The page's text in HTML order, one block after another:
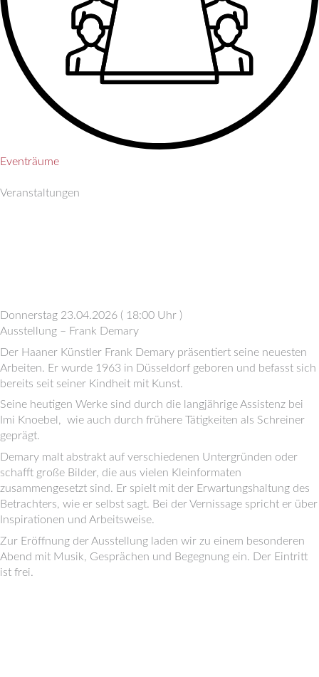
Eventräume
Veranstaltungen
Donnerstag 23.04.2026 ( 18:00 Uhr )
Ausstellung – Frank Demary
Der Haaner Künstler Frank Demary präsentiert seine neuesten
Arbeiten. Er wurde 1963 in Düsseldorf geboren und befasst sich
bereits seit seiner Kindheit mit Kunst.
Seine heutigen Werke sind durch die langjährige Assistenz bei
Imi Knoebel, wie auch durch frühere Tätigkeiten als Schreiner
geprägt.
Demary malt abstrakt auf verschiedenen Untergründen oder
schafft große Bilder, die aus vielen Kleinformaten
zusammengesetzt sind. Er spielt mit der Erwartungshaltung des
Betrachters, wie er selbst sagt. Bei der Vernissage spricht er über
Inspirationen und Arbeitsweise.
Zur Eröffnung der Ausstellung laden wir zu einem besonderen
Abend mit Musik, Gesprächen und Begegnung ein. Der Eintritt
ist frei.